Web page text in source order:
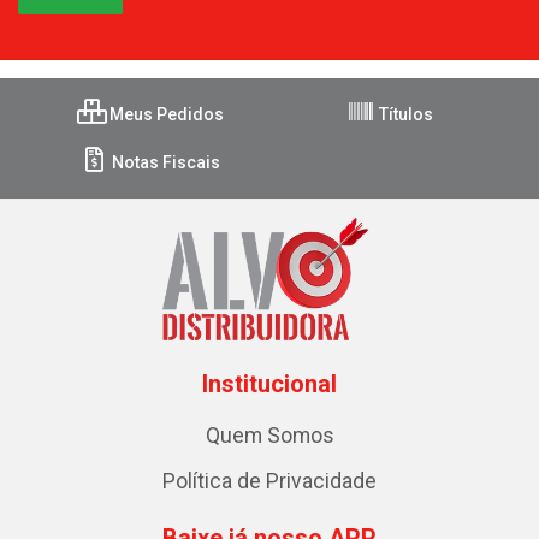
Meus Pedidos Títulos
Notas Fiscais
Institucional
Quem Somos
Política de Privacidade